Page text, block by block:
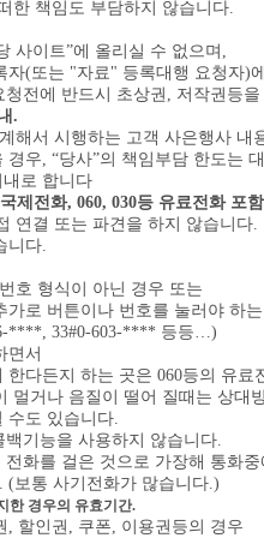
한 책임도 부담하지 않습니다.
사이트”에 올리실 수 없으며,
자(또는 "자료" 등록대행 요청자)
전에 반드시 초상권, 저작권등
.
해서 시행하는 고객 사은행사 내
우, “당사”의 책임부담 한도는
로 합니다
제전화, 060, 030등 유료전화 포
연결 또는 파견을 하지 않습니다.
니다.
호 형식이 아닌 경우 또는
가로 버튼이나 번호를 눌러야 하
****, 33#0-603-**** 등등…)
면서
다든지 하는 곳은 060등의 유료
멀거나 음질이 떨어 질때는 상대
수도 있습니다.
기능을 사용하지 않습니다.
화를 걸은 것으로 가장해 통화
(보통 사기전화가 많습니다.)
한 경우의 유효기간.
, 할인권, 쿠폰, 이용권등의 경우